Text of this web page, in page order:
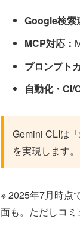
Google検索
MCP対応：
プロンプト
自動化・CI/
Gemini CLIは
を実現します。
※ 2025年7月時点
面も。ただしコミ